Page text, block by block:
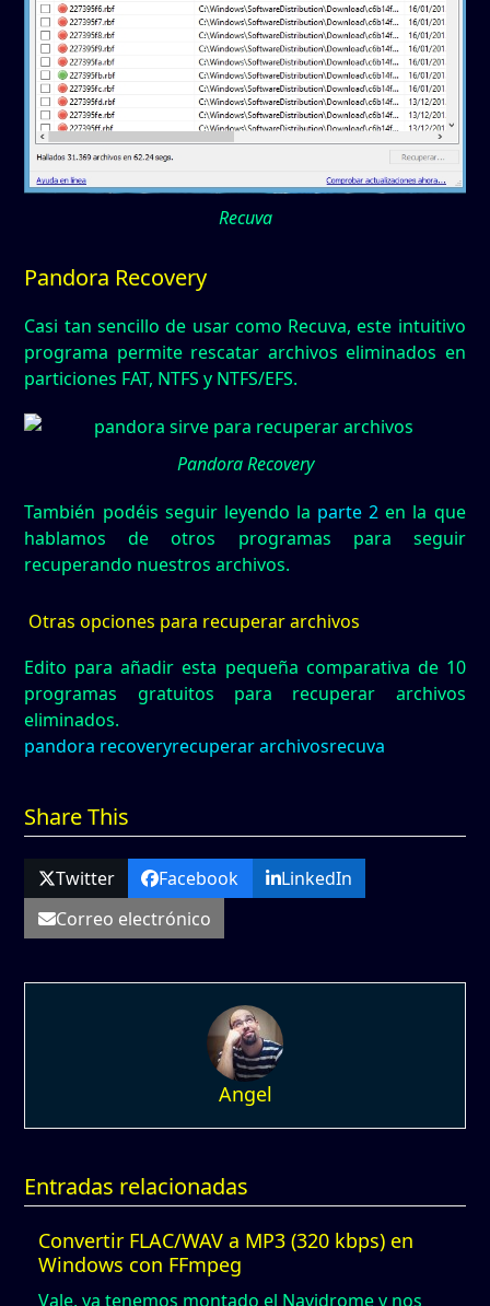
Recuva
Pandora Recovery
Casi tan sencillo de usar como Recuva, este intuitivo
programa permite rescatar archivos eliminados en
particiones FAT, NTFS y NTFS/EFS.
Pandora Recovery
También podéis seguir leyendo la parte 2 en la que
hablamos de otros programas para seguir
recuperando nuestros archivos.
Otras opciones para recuperar archivos
Edito para añadir esta pequeña comparativa de 10
programas gratuitos para recuperar archivos
eliminados.
pandora recoveryrecuperar archivosrecuva
Share This
Twitter Facebook
LinkedIn
Correo electrónico
Angel
Entradas relacionadas
Convertir FLAC/WAV a MP3 (320 kbps) en
Windows con FFmpeg
Vale, ya tenemos montado el Navidrome y nos